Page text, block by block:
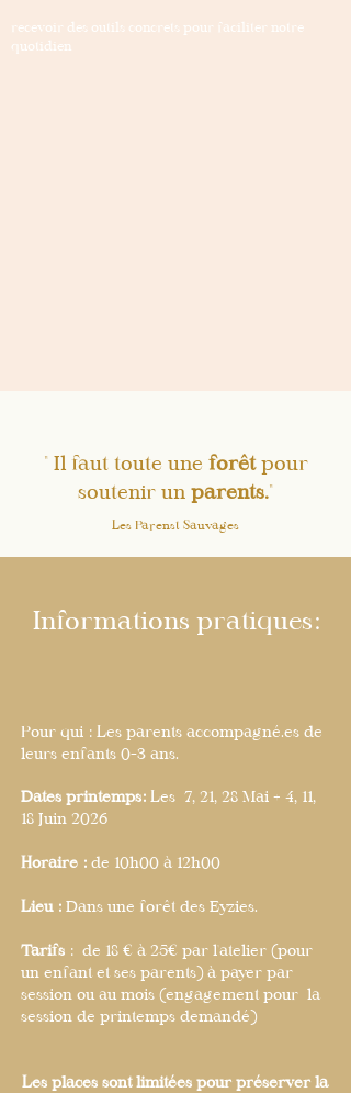
recevoir des outils concrets pour faciliter notre
quotidien
" Il faut toute uneforêtpour
soutenir un parents."
Les Parenst Sauvages
Informations pratiques:
Pour qui : Les parents accompagné.es de
leurs enfants 0-3 ans.
Dates printemps: Les 7, 21, 28 Mai + 4, 11,
18 Juin 2026
Horaire : de 10h00 à 12h00
Lieu : Dans une forêt des Eyzies.
Tarifs : de 18 € à 25€ par l'atelier (pour
un enfant et ses parents) à payer par
session ou au mois (engagement pour la
session de printemps demandé)
Les places sont limitées pour préserver la